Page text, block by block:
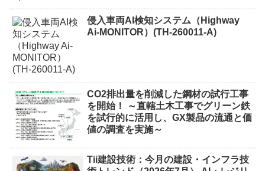
侵入車両AI検知システム（Highway
Ai-MONITOR）(TH-260011-A)
CO2排出量を削減した鋼材の試行工事
を開始！ ～直轄土木工事でグリーン鉄
を試行的に活用し、GX製品の流通と価
値の調査を実施～
Tii建設技術：今月の建設・インフラ技